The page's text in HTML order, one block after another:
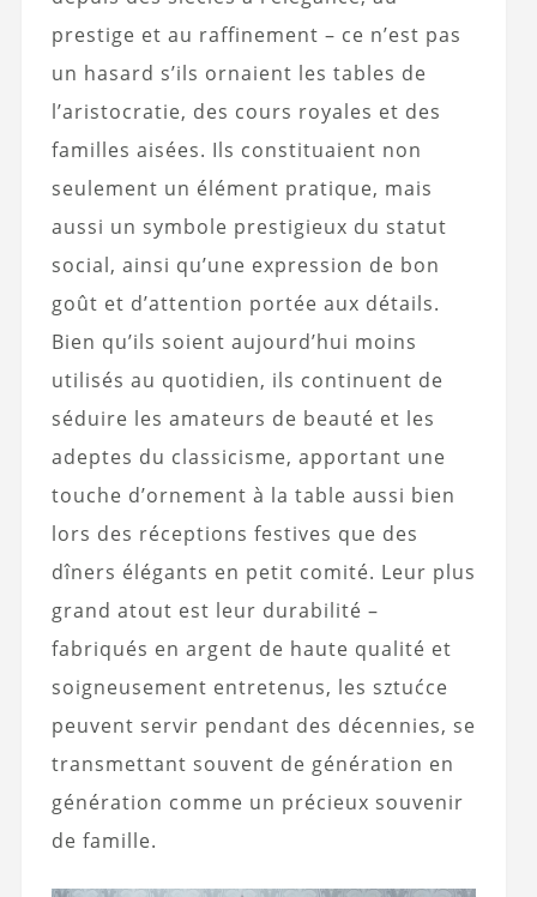
prestige et au raffinement – ce n’est pas
un hasard s’ils ornaient les tables de
l’aristocratie, des cours royales et des
familles aisées. Ils constituaient non
seulement un élément pratique, mais
aussi un symbole prestigieux du statut
social, ainsi qu’une expression de bon
goût et d’attention portée aux détails.
Bien qu’ils soient aujourd’hui moins
utilisés au quotidien, ils continuent de
séduire les amateurs de beauté et les
adeptes du classicisme, apportant une
touche d’ornement à la table aussi bien
lors des réceptions festives que des
dîners élégants en petit comité. Leur plus
grand atout est leur durabilité –
fabriqués en argent de haute qualité et
soigneusement entretenus, les sztućce
peuvent servir pendant des décennies, se
transmettant souvent de génération en
génération comme un précieux souvenir
de famille.